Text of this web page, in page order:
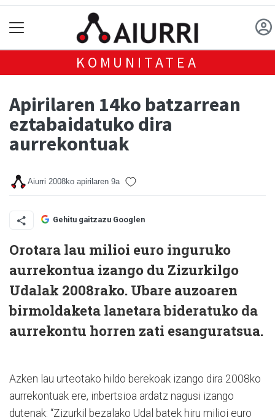
KOMUNITATEA
Apirilaren 14ko batzarrean
eztabaidatuko dira
aurrekontuak
Aiurri 2008ko apirilaren 9a
Gehitu gaitzazu Googlen
Orotara lau milioi euro inguruko
aurrekontua izango du Zizurkilgo
Udalak 2008rako. Ubare auzoaren
birmoldaketa lanetara bideratuko da
aurrekontu horren zati esanguratsua.
Azken lau urteotako hildo berekoak izango dira 2008ko
aurrekontuak ere, inbertsioa ardatz nagusi izango
dutenak: “Zizurkil bezalako Udal batek hiru milioi euro